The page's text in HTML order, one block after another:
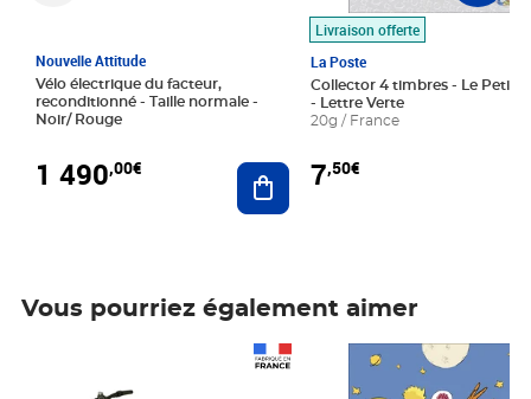
Nouvelle Attitude
Vélo électrique du facteur,
reconditionné - Taille normale -
Noir/ Rouge
1 490,00€ Ajouter au panier
Livraison offerte
La Poste
Collector 4 timbres - Le Petit
- Lettre Verte
20g / France
7,50€
Vous pourriez également aimer
Prix 7,50€